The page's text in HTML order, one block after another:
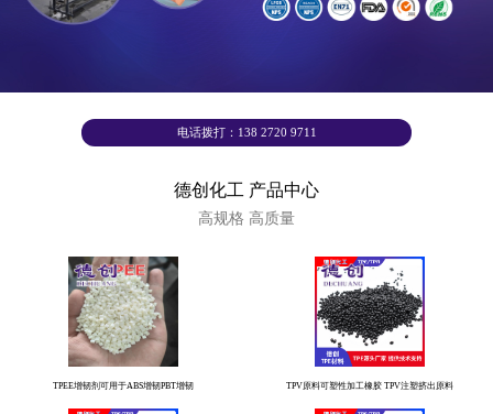
电话拨打：138 2720 9711
德创化工 产品中心
高规格 高质量
TPEE增韧剂可用于ABS增韧PBT增韧 TPV原料可塑性加工橡胶 TPV注塑挤出原料